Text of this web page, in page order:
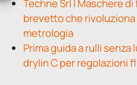
Techne Srl | Maschere
brevetto che rivoluziona
metrologia
Prima guida a rulli
drylin C per regolazioni